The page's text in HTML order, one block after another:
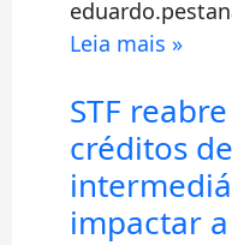
Leia mais »
STF
créditos
impactar